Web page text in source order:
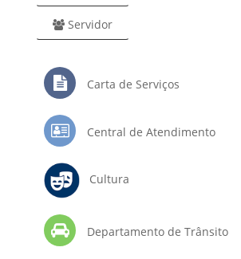
Servidor
Carta de Serviços
Central de Atendimento
Cultura
Departamento de Trânsito